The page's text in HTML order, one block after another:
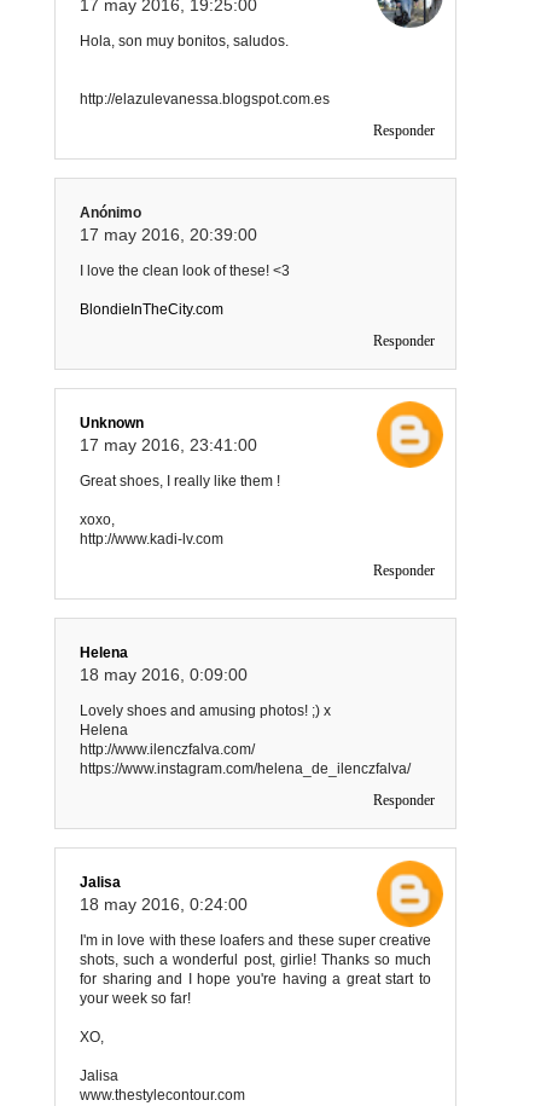
17 may 2016, 19:25:00
Hola, son muy bonitos, saludos.
http://elazulevanessa.blogspot.com.es
Responder
Anónimo
17 may 2016, 20:39:00
I love the clean look of these! <3
BlondieInTheCity.com
Responder
Unknown
17 may 2016, 23:41:00
Great shoes, I really like them !
xoxo,
http://www.kadi-lv.com
Responder
Helena
18 may 2016, 0:09:00
Lovely shoes and amusing photos! ;) x
Helena
http://www.ilenczfalva.com/
https://www.instagram.com/helena_de_ilenczfalva/
Responder
Jalisa
18 may 2016, 0:24:00
I'm in love with these loafers and these super creative
shots, such a wonderful post, girlie! Thanks so much
for sharing and I hope you're having a great start to
your week so far!
XO,
Jalisa
www.thestylecontour.com